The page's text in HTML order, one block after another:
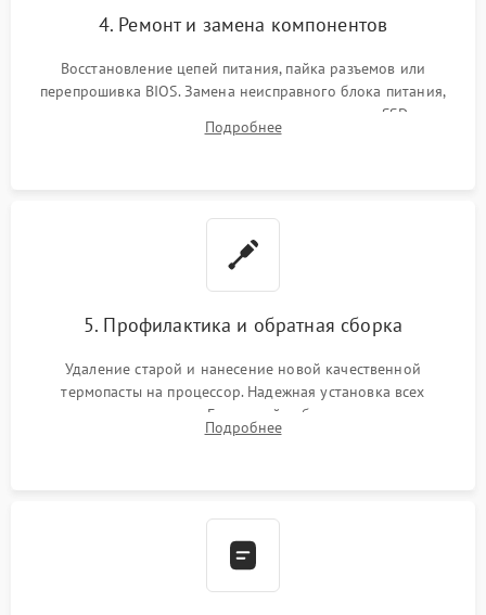
4. Ремонт и замена компонентов
Восстановление цепей питания, пайка разъемов или
перепрошивка BIOS. Замена неисправного блока питания,
видеокарты, процессора или установка нового SSD для
восстановления и повышения скорости работы системы.
Подробнее
5. Профилактика и обратная сборка
Удаление старой и нанесение новой качественной
термопасты на процессор. Надежная установка всех
комплектующих в слоты. Грамотный кабель-менеджмент для
обеспечения правильной циркуляции воздуха внутри
Подробнее